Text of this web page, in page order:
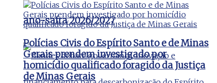
ano-safra 2026/2027
Polícias Civis do Espírito Santo e de Minas
Gerais prendem investigado por
homicídio qualificado foragido da Justiça
de Minas Gerais